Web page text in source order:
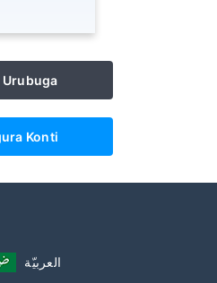
Urubuga
Konti
العربيّة